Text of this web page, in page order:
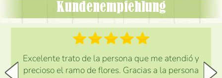
Kundenempfehlung
Excelente trato de la persona que me atendió y
precioso el ramo de flores. Gracias a la persona